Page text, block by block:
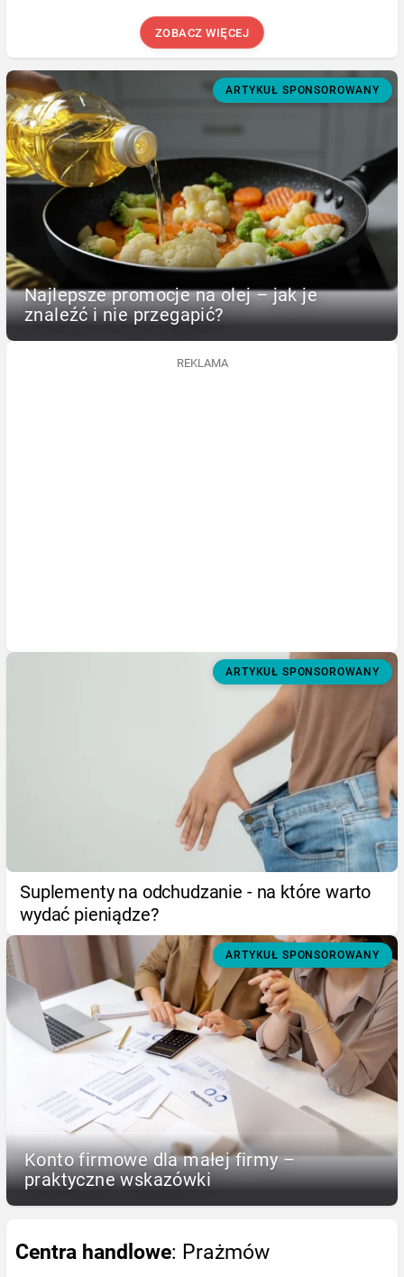
ZOBACZ WIĘCEJ
ARTYKUŁ SPONSOROWANY
Najlepsze promocje na olej – jak je
znaleźć i nie przegapić?
REKLAMA
ARTYKUŁ SPONSOROWANY
Suplementy na odchudzanie - na które warto
wydać pieniądze?
ARTYKUŁ SPONSOROWANY
Konto firmowe dla małej firmy –
praktyczne wskazówki
Centra handlowe: Prażmów